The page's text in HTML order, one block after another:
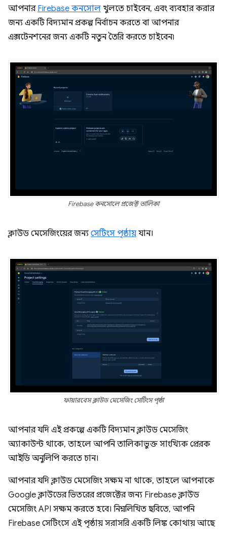
আপনার Firebase কনসোল খুলতে চাইবেন, এবং ব্যবহার করার
জন্য একটি বিদ্যমান প্রকল্প নির্বাচন করতে বা আপনার
এক্সটেনশনের জন্য একটি নতুন তৈরি করতে চাইবেন৷
Firebase কনসোলে প্রজেক্ট তালিকা
ক্লাউড মেসেজিংয়ের জন্য সেটিংস পৃষ্ঠায় যান।
ফায়ারবেস ক্লাউড মেসেজিং সেটিংস পৃষ্ঠা
আপনার যদি এই প্রকল্পে একটি বিদ্যমান ক্লাউড মেসেজিং
অ্যাকাউন্ট থাকে, তাহলে আপনি তালিকাভুক্ত সাংখ্যিক প্রেরক
আইডি অনুলিপি করতে চান।
আপনার যদি ক্লাউড মেসেজিং সক্ষম না থাকে, তাহলে আপনাকে
Google ক্লাউডের ভিতরের প্রজেক্টের জন্য Firebase ক্লাউড
মেসেজিং API সক্ষম করতে হবে। নিম্নলিখিত ছবিতে, আপনি
Firebase সেটিংসে এই পৃষ্ঠায় সরাসরি একটি লিঙ্ক কোথায় আছে